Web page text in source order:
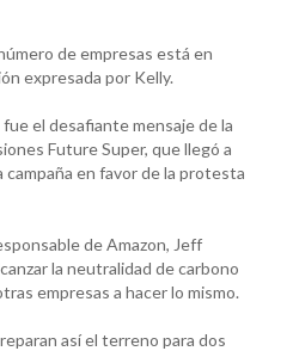
de empresas está en
expresada por Kelly.
fue el desafiante mensaje de la
Future Super, que llegó a
campaña en favor de la protesta
de Amazon, Jeff
la neutralidad de carbono
empresas a hacer lo mismo.
así el terreno para dos